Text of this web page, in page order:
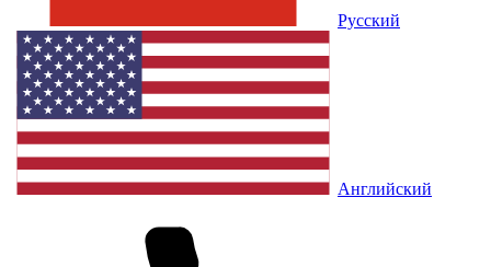
Русский
Английский